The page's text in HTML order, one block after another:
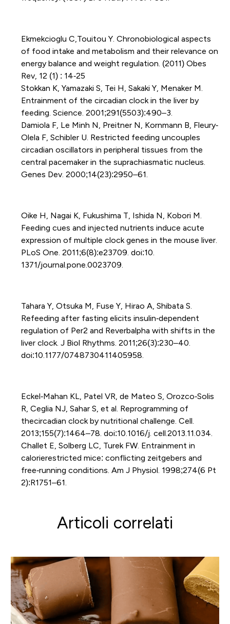
Ekmekcioglu C,Touitou Y. Chronobiological aspects
of food intake and metabolism and their relevance on
energy balance and weight regulation. (2011) Obes
Rev, 12 (1) : 14‐25
Stokkan K, Yamazaki S, Tei H, Sakaki Y, Menaker M.
Entrainment of the circadian clock in the liver by
feeding. Science. 2001;291(5503):490–3.
Damiola F, Le Minh N, Preitner N, Kornmann B, Fleury‐
Olela F, Schibler U. Restricted feeding uncouples
circadian oscillators in peripheral tissues from the
central pacemaker in the suprachiasmatic nucleus.
Genes Dev. 2000;14(23):2950–61.
Oike H, Nagai K, Fukushima T, Ishida N, Kobori M.
Feeding cues and injected nutrients induce acute
expression of multiple clock genes in the mouse liver.
PLoS One. 2011;6(8):e23709. doi:10.
1371/journal.pone.0023709.
Tahara Y, Otsuka M, Fuse Y, Hirao A, Shibata S.
Refeeding after fasting elicits insulin‐dependent
regulation of Per2 and Reverbalpha with shifts in the
liver clock. J Biol Rhythms. 2011;26(3):230–40.
doi:10.1177/0748730411405958.
Eckel‐Mahan KL, Patel VR, de Mateo S, Orozco‐Solis
R, Ceglia NJ, Sahar S, et al. Reprogramming of
thecircadian clock by nutritional challenge. Cell.
2013;155(7):1464–78. doi:10.1016/j. cell.2013.11.034.
Challet E, Solberg LC, Turek FW. Entrainment in
calorierestricted mice: conflicting zeitgebers and
free‐running conditions. Am J Physiol. 1998;274(6 Pt
2):R1751–61.
Articoli correlati